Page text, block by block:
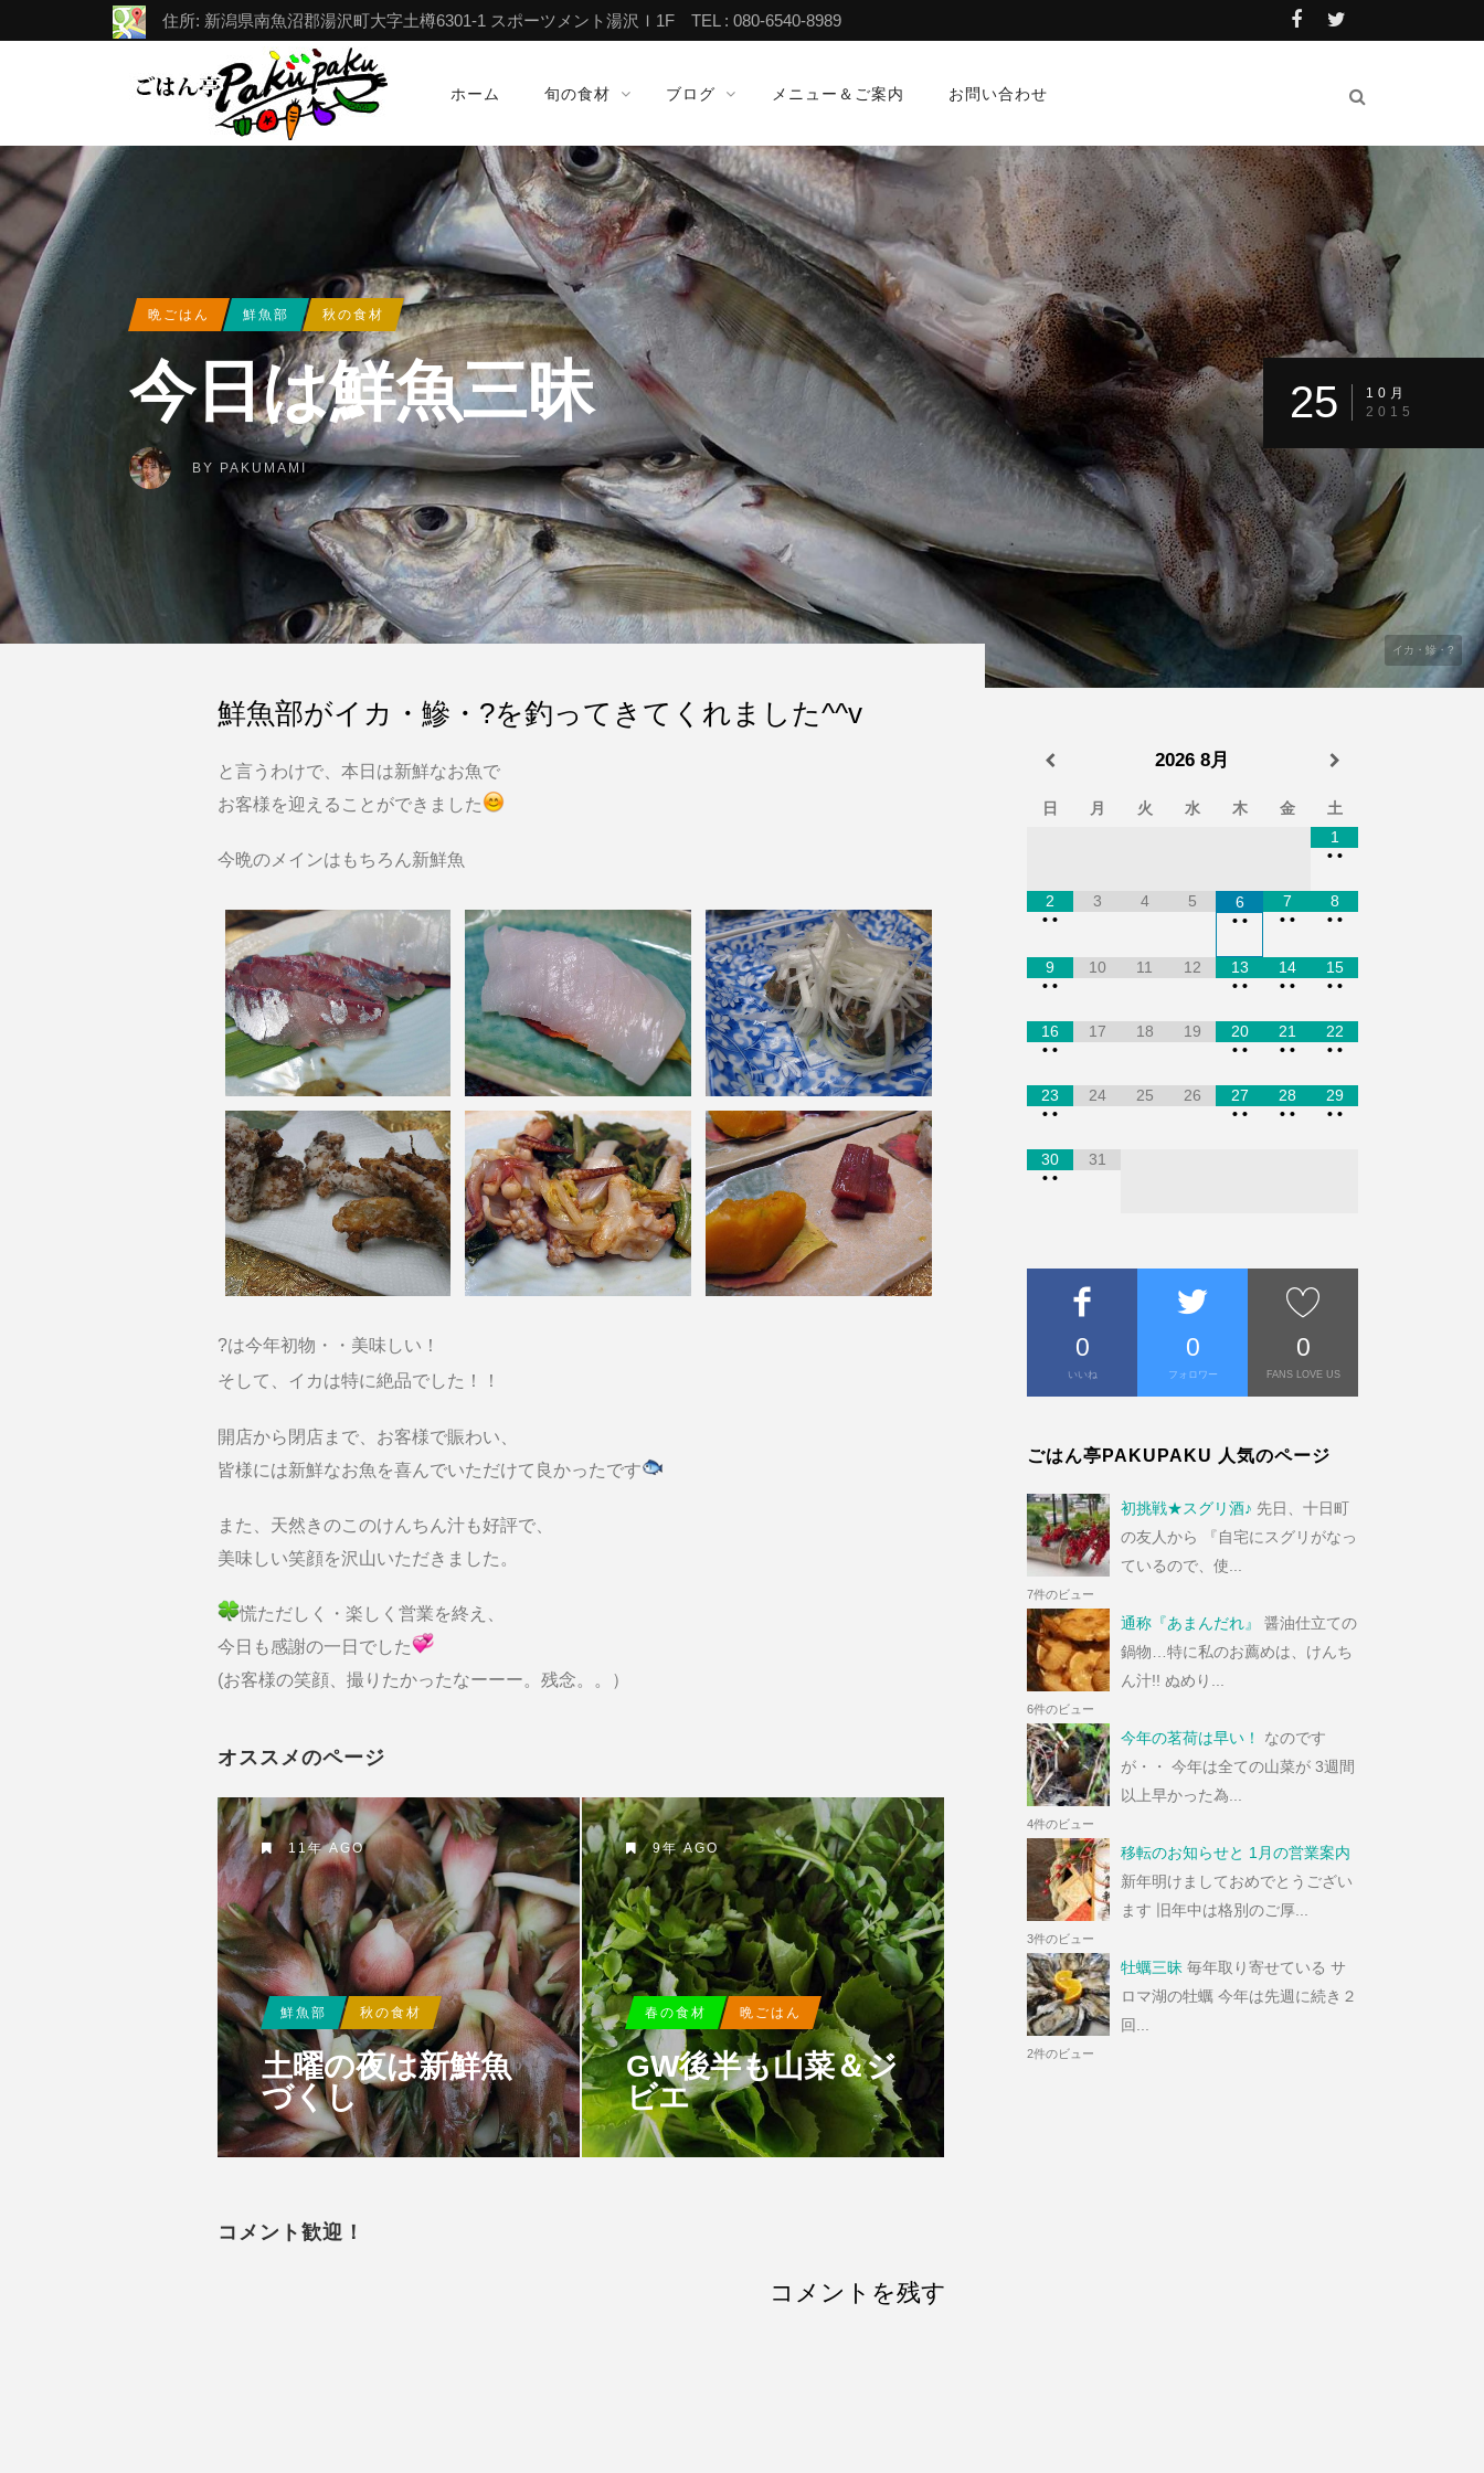
住所: 新潟県南魚沼郡湯沢町大字土樽6301-1 スポーツメント湯沢Ｉ1F TEL : 080-6540-8989
ホーム 旬の食材 ブログ メニュー＆ご案内 お問い合わせ
イカ・鰺・?
晩ごはん 鮮魚部 秋の食材
今日は鮮魚三昧
BY PAKUMAMI
25
10月
2015
鮮魚部がイカ・鰺・?を釣ってきてくれました^^v
と言うわけで、本日は新鮮なお魚で
お客様を迎えることができました
今晩のメインはもちろん新鮮魚
?は今年初物・・美味しい！
そして、イカは特に絶品でした！！
開店から閉店まで、お客様で賑わい、
皆様には新鮮なお魚を喜んでいただけて良かったです
また、天然きのこのけんちん汁も好評で、
美味しい笑顔を沢山いただきました。
慌ただしく・楽しく営業を終え、
今日も感謝の一日でした
(お客様の笑顔、撮りたかったなーーー。残念。。）
オススメのページ
11年 AGO
鮮魚部 秋の食材
土曜の夜は新鮮魚
づくし
9年 AGO
春の食材 晩ごはん
GW後半も山菜＆ジ
ビエ
コメント歓迎！
コメントを残す
2026 8月
日 月 火 水 木 金
土
1
• •
2
• •
3 4 5
6
• •
7
• •
8
• •
9
• •
10 11 12
13
• •
14
• •
15
• •
16
• •
17 18 19
20
• •
21
• •
22
• •
23
• •
24 25 26
27
• •
28
• •
29
• •
30
• •
31
0
いいね
0
フォロワー
0
FANS LOVE US
ごはん亭PAKUPAKU 人気のページ
初挑戦★スグリ酒♪ 先日、十日町
の友人から 『自宅にスグリがなっ
ているので、使...
7件のビュー
通称『あまんだれ』
醤油仕立ての
鍋物…特に私のお薦めは、けんち
ん汁!! ぬめり...
6件のビュー
今年の茗荷は早い！
なのです
が・・ 今年は全ての山菜が 3週間
以上早かった為...
4件のビュー
移転のお知らせと 1月の営業案内
新年明けましておめでとうござい
ます 旧年中は格別のご厚...
3件のビュー
牡蠣三昧 毎年取り寄せている サ
ロマ湖の牡蠣 今年は先週に続き２
回...
2件のビュー